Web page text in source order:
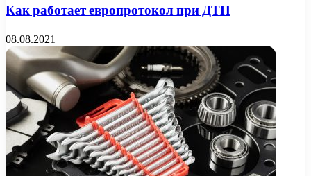
Как работает европротокол при ДТП
08.08.2021